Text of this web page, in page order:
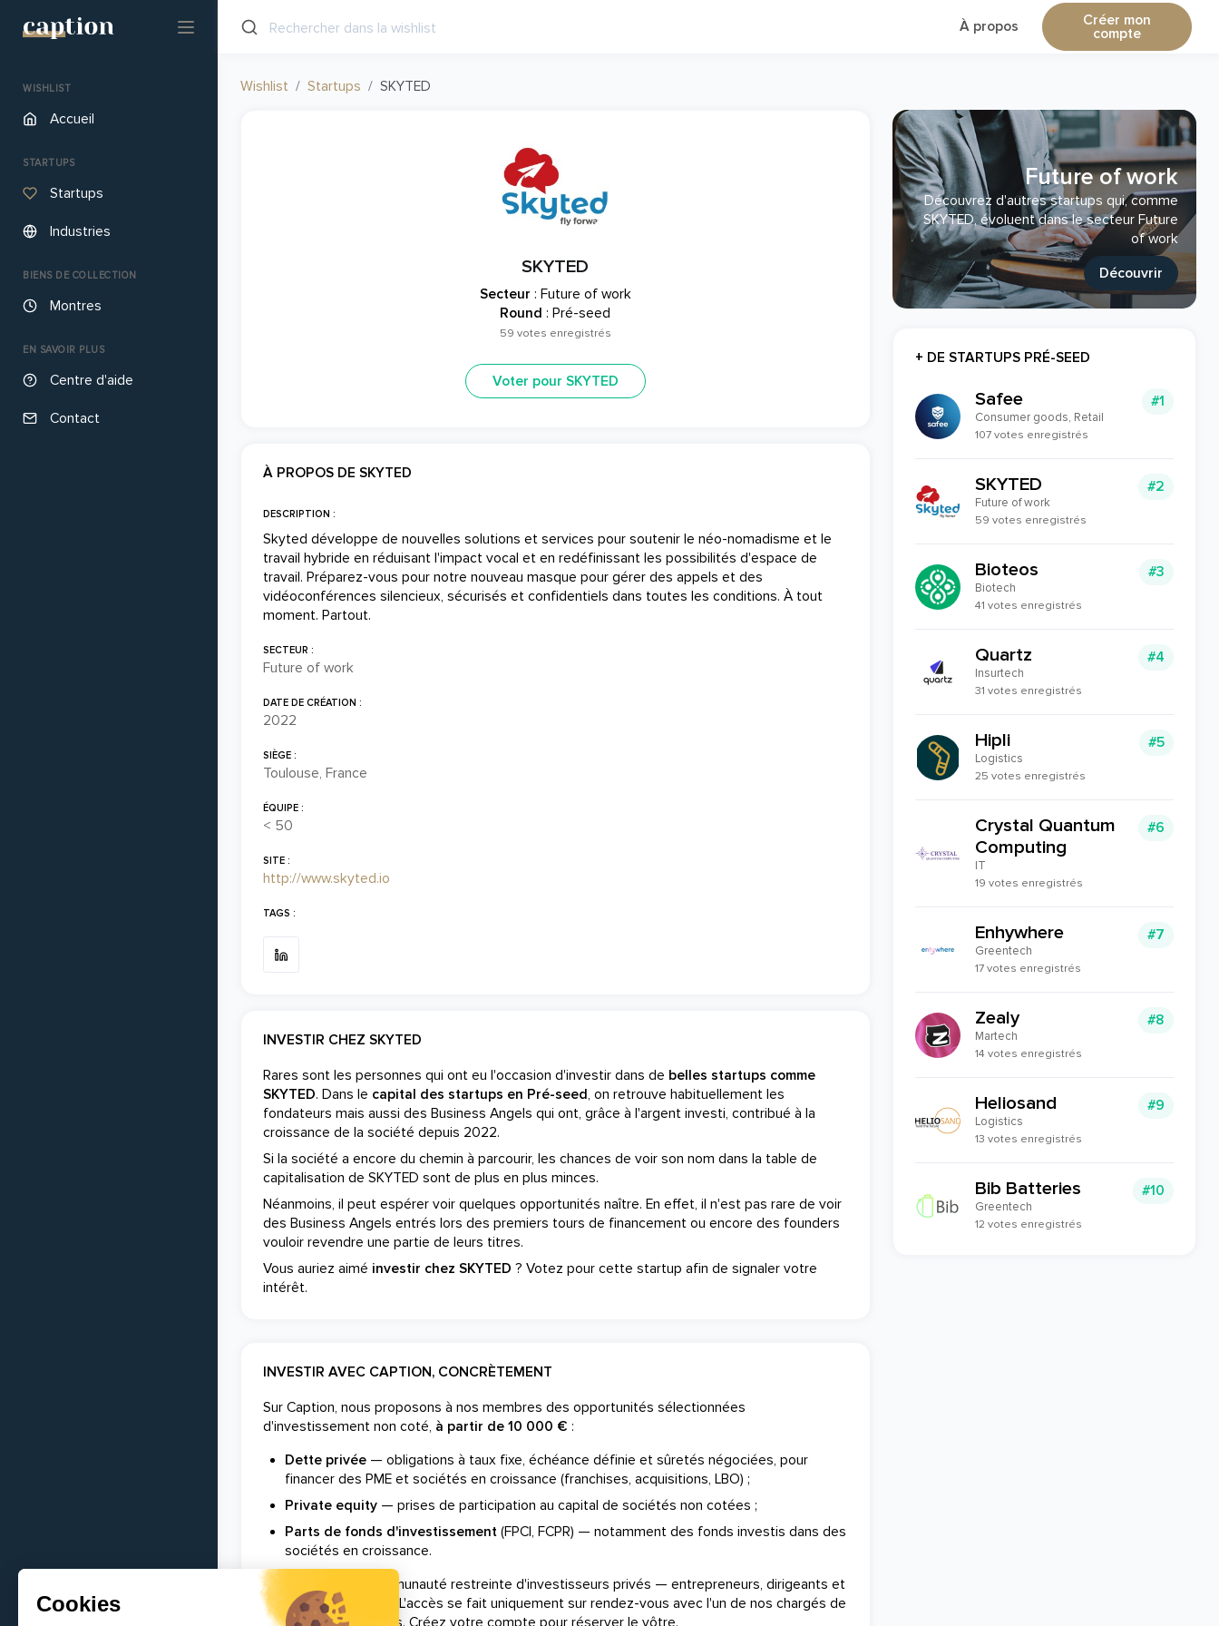
WISHLIST
Accueil
STARTUPS
Startups
Industries
BIENS DE COLLECTION
Montres
EN SAVOIR PLUS
Centre d'aide
Contact
À propos Créer mon
compte
Wishlist Startups SKYTED
SKYTED
Secteur : Future of work
Round : Pré-seed
59 votes enregistrés
Voter pour SKYTED
À PROPOS DE SKYTED
DESCRIPTION :
Skyted développe de nouvelles solutions et services pour soutenir le néo-nomadisme et le
travail hybride en réduisant l'impact vocal et en redéfinissant les possibilités d'espace de
travail. Préparez-vous pour notre nouveau masque pour gérer des appels et des
vidéoconférences silencieux, sécurisés et confidentiels dans toutes les conditions. À tout
moment. Partout.
SECTEUR :
Future of work
DATE DE CRÉATION :
2022
SIÈGE :
Toulouse, France
ÉQUIPE :
< 50
SITE :
http://www.skyted.io
TAGS :
INVESTIR CHEZ SKYTED
Rares sont les personnes qui ont eu l'occasion d'investir dans de belles startups comme
SKYTED. Dans le capital des startups en Pré-seed, on retrouve habituellement les
fondateurs mais aussi des Business Angels qui ont, grâce à l'argent investi, contribué à la
croissance de la société depuis 2022.
Si la société a encore du chemin à parcourir, les chances de voir son nom dans la table de
capitalisation de SKYTED sont de plus en plus minces.
Néanmoins, il peut espérer voir quelques opportunités naître. En effet, il n'est pas rare de voir
des Business Angels entrés lors des premiers tours de financement ou encore des founders
vouloir revendre une partie de leurs titres.
Vous auriez aimé investir chez SKYTED ? Votez pour cette startup afin de signaler votre
intérêt.
INVESTIR AVEC CAPTION, CONCRÈTEMENT
Sur Caption, nous proposons à nos membres des opportunités sélectionnées
d'investissement non coté, à partir de 10 000 € :
Dette privée — obligations à taux fixe, échéance définie et sûretés négociées, pour
financer des PME et sociétés en croissance (franchises, acquisitions, LBO) ;
Private equity — prises de participation au capital de sociétés non cotées ;
Parts de fonds d'investissement (FPCI, FCPR) — notamment des fonds investis dans des
sociétés en croissance.
Caption est une communauté restreinte d'investisseurs privés — entrepreneurs, dirigeants et
professions libérales. L'accès se fait uniquement sur rendez-vous avec l'un de nos chargés de
Future of work
Découvrez d'autres startups qui, comme
SKYTED, évoluent dans le secteur Future
of work
Découvrir
+ DE STARTUPS PRÉ-SEED
#1
Safee
Consumer goods, Retail
107 votes enregistrés
#2
SKYTED
Future of work
59 votes enregistrés
#3
Bioteos
Biotech
41 votes enregistrés
#4
Quartz
Insurtech
31 votes enregistrés
#5
Hipli
Logistics
25 votes enregistrés
#6
Crystal Quantum
Computing
IT
19 votes enregistrés
#7
Enhywhere
Greentech
17 votes enregistrés
#8
Zealy
Martech
14 votes enregistrés
#9
Heliosand
Logistics
13 votes enregistrés
#10
Bib Batteries
Greentech
12 votes enregistrés